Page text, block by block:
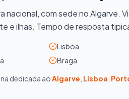
nacional, com sede no Algarve.
e ilhas. Tempo de resposta
Lisboa
Braga
dedicada aoAlgarve Lisboa